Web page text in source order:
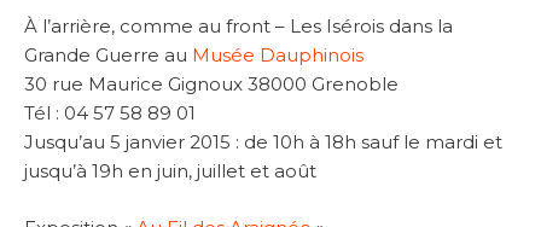
À l’arrière, comme au front – Les Isérois dans la
Grande Guerre au Musée Dauphinois
30 rue Maurice Gignoux 38000 Grenoble
Tél : 04 57 58 89 01
Jusqu’au 5 janvier 2015 : de 10h à 18h sauf le mardi et
jusqu’à 19h en juin, juillet et août